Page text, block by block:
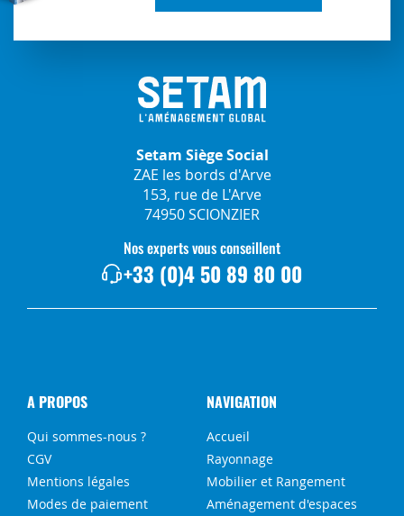
Setam Siège Social
ZAE les bords d'Arve
153, rue de L'Arve
74950 SCIONZIER
Nos experts vous conseillent
+33 (0)4 50 89 80 00
A PROPOS
Qui sommes-nous ?
CGV
Mentions légales
Modes de paiement
NAVIGATION
Accueil
Rayonnage
Mobilier et Rangement
Aménagement d'espaces